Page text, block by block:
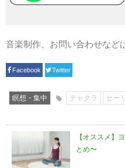
音楽制作、お問い合わせなど
Facebook Twitter
瞑想・集中 チャクラ ヒー
【オススメ】
とめ〜